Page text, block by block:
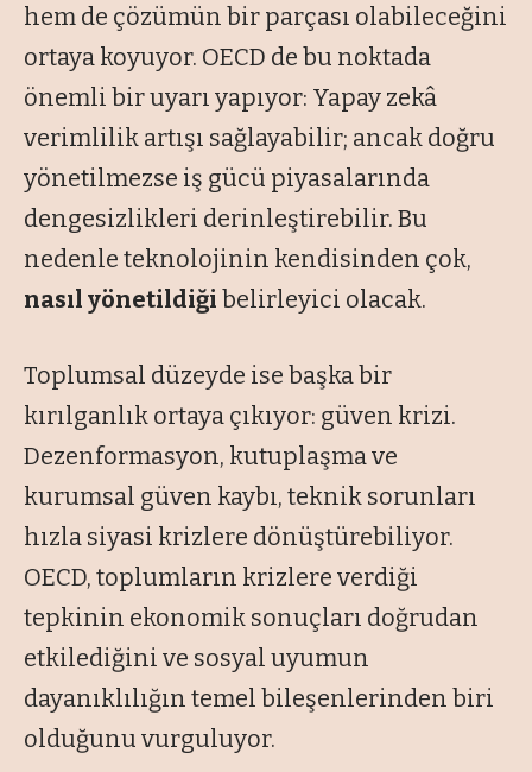
hem de çözümün bir parçası olabileceğini
ortaya koyuyor. OECD de bu noktada
önemli bir uyarı yapıyor: Yapay zekâ
verimlilik artışı sağlayabilir; ancak doğru
yönetilmezse iş gücü piyasalarında
dengesizlikleri derinleştirebilir. Bu
nedenle teknolojinin kendisinden çok,
nasıl yönetildiği belirleyici olacak.
Toplumsal düzeyde ise başka bir
kırılganlık ortaya çıkıyor: güven krizi.
Dezenformasyon, kutuplaşma ve
kurumsal güven kaybı, teknik sorunları
hızla siyasi krizlere dönüştürebiliyor.
OECD, toplumların krizlere verdiği
tepkinin ekonomik sonuçları doğrudan
etkilediğini ve sosyal uyumun
dayanıklılığın temel bileşenlerinden biri
olduğunu vurguluyor.